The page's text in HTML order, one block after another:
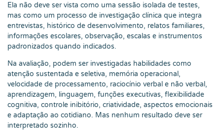
Ela não deve ser vista como uma sessão isolada de testes,
mas como um processo de investigação clínica que integra
entrevistas, histórico de desenvolvimento, relatos familiares,
informações escolares, observação, escalas e instrumentos
padronizados quando indicados.
Na avaliação, podem ser investigadas habilidades como
atenção sustentada e seletiva, memória operacional,
velocidade de processamento, raciocínio verbal e não verbal,
aprendizagem, linguagem, funções executivas, flexibilidade
cognitiva, controle inibitório, criatividade, aspectos emocionais
e adaptação ao cotidiano. Mas nenhum resultado deve ser
interpretado sozinho.